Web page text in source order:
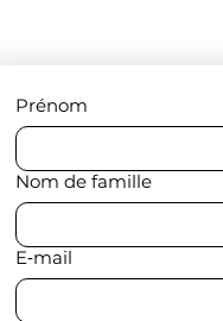
Prénom
Nom de famille
E‑mail